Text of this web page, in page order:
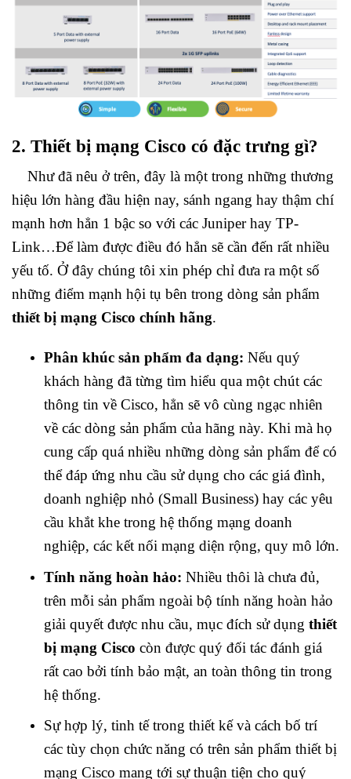
2. Thiết bị mạng Cisco có đặc trưng gì?
Như đã nêu ở trên, đây là một trong những thương
hiệu lớn hàng đầu hiện nay, sánh ngang hay thậm chí
mạnh hơn hẳn 1 bậc so với các Juniper hay TP-
Link…Để làm được điều đó hẳn sẽ cần đến rất nhiều
yếu tố. Ở đây chúng tôi xin phép chỉ đưa ra một số
những điểm mạnh hội tụ bên trong dòng sản phẩm
thiết bị mạng Cisco chính hãng.
Phân khúc sản phẩm đa dạng: Nếu quý
khách hàng đã từng tìm hiểu qua một chút các
thông tin về Cisco, hẳn sẽ vô cùng ngạc nhiên
về các dòng sản phẩm của hãng này. Khi mà họ
cung cấp quá nhiều những dòng sản phẩm để có
thể đáp ứng nhu cầu sử dụng cho các giá đình,
doanh nghiệp nhỏ (Small Business) hay các yêu
cầu khắt khe trong hệ thống mạng doanh
nghiệp, các kết nối mạng diện rộng, quy mô lớn.
Tính năng hoàn hảo: Nhiều thôi là chưa đủ,
trên mỗi sản phẩm ngoài bộ tính năng hoàn hảo
giải quyết được nhu cầu, mục đích sử dụng thiết
bị mạng Cisco còn được quý đối tác đánh giá
rất cao bởi tính bảo mật, an toàn thông tin trong
hệ thống.
Sự hợp lý, tinh tế trong thiết kế và cách bố trí
các tùy chọn chức năng có trên sản phẩm thiết bị
mạng Cisco mang tới sự thuận tiện cho quý